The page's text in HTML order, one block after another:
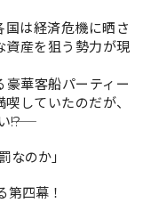
国は経済危機に晒さ
資産を狙う勢力が現
華客船パーティー
していたのだが、
なのか」
第四幕！